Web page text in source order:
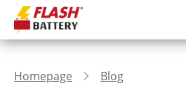
Homepage Blog